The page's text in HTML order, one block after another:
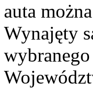
auta
Wynajęty